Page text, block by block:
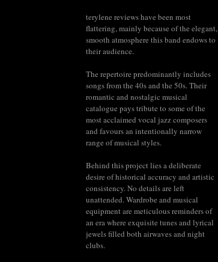
terylene reviews have been most
flattering, mainly because of the elegant,
smooth atmosphere this band endows to
their audience.
The repertoire predominantly includes
songs from the 40s and the 50s. Their
romantic and nostalgic musical
catalogue pays tribute to some of the
most acclaimed vocal jazz composers
and favours an intentionally narrow
range of musical styles.
Behind this project lies a deliberate
desire of historical accuracy and artistic
consistency. No details are left
unattended. Wardrobe and musical
equipment are meticulous reminders of
an era where exquisite tunes and lyrical
jewels filled both airwaves and night
clubs.